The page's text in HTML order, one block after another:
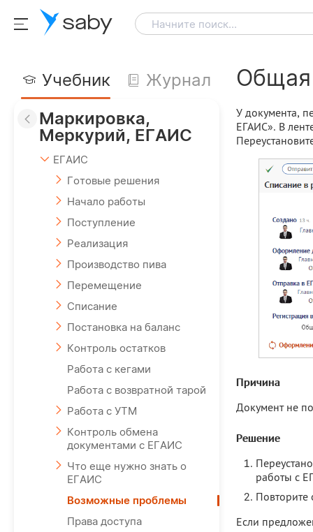
saby Начните поиск...
Учебник
Журнал
Маркировка,
Меркурий, ЕГАИС
ЕГАИС
Готовые решения
Начало работы
Поступление
Реализация
Производство пива
Перемещение
Списание
Постановка на баланс
Контроль остатков
Работа с кегами
Работа с возвратной тарой
Работа с УТМ
Контроль обмена
документами с ЕГАИС
Что еще нужно знать о
ЕГАИС
Возможные проблемы
Права доступа
Общая
У документа,
ЕГАИС». В
Причина
Документ не
Решение
работы с
Повторите
Если